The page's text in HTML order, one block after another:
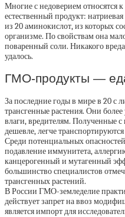
Многие с недоверием относятся
естественный продукт:
из 20 аминокислот, из которых
организме. По свойствам она
поваренный соли. Никакого
удалось.
ГМО-продукты —
За последние годы в мире в 20 с
трансгенные растения. Они
влаги, вредителям.
дешевле, легче
Среди потенциальных
подавление иммунитета,
канцерогенный и мутагенный
большинство специалистов
трансгенных растений.
В России ГМО-земледелие
действует запрет на ввоз
является импорт для